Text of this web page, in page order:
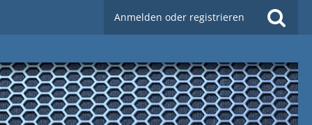
Anmelden oder registrieren